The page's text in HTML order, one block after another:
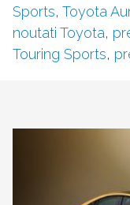
Sports, Toyota
noutati Toyota,
Touring Sports,